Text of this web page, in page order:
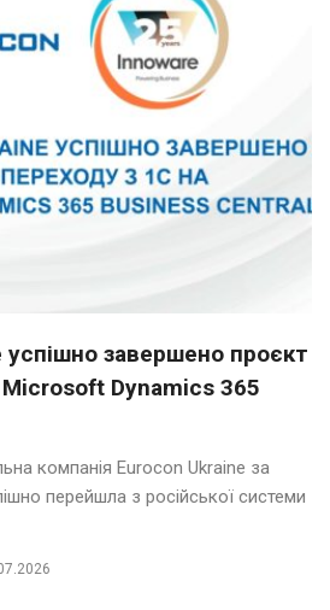
завершено проєкт
Dynamics 365
компанія Eurocon Ukraine за
перейшла з російської системи